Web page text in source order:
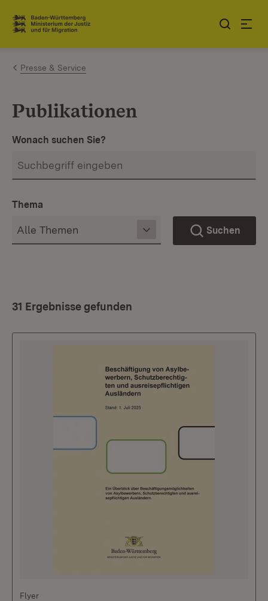
Zum Inhalt springen
Link zur Startseite
Presse & Service
Publikationen
Wonach suchen Sie?
Thema
Suchen
31 Ergebnisse gefunden
Flyer